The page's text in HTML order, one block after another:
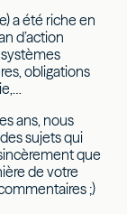
a été riche en
d’action
obligations
ans, nous
sujets qui
que
de votre
;)